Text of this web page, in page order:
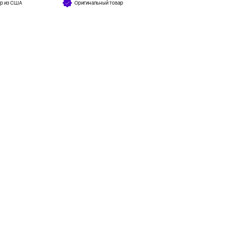
из США Оригинальный товар